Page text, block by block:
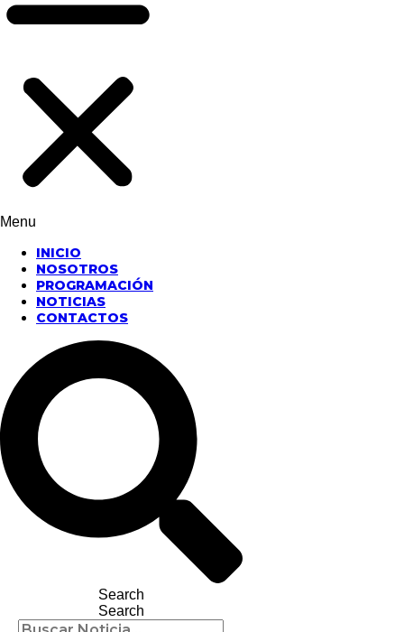
Menu
INICIO
NOSOTROS
PROGRAMACIÓN
NOTICIAS
CONTACTOS
Search
Search